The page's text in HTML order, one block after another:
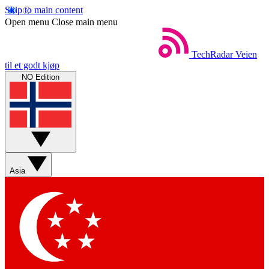
Skip to main content
Open menu Close main menu
TechRadar Veien
til et godt kjøp
NO Edition
Asia